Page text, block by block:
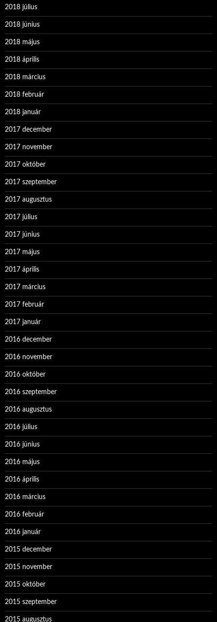
2018 július
2018 június
2018 május
2018 április
2018 március
2018 február
2018 január
2017 december
2017 november
2017 október
2017 szeptember
2017 augusztus
2017 július
2017 június
2017 május
2017 április
2017 március
2017 február
2017 január
2016 december
2016 november
2016 október
2016 szeptember
2016 augusztus
2016 július
2016 június
2016 május
2016 április
2016 március
2016 február
2016 január
2015 december
2015 november
2015 október
2015 szeptember
2015 augusztus